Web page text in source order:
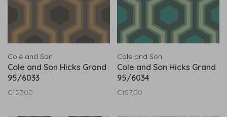
Cole and Son
Cole and Son Hicks Grand
95/6033
€157,00
Cole and Son
Cole and Son Hicks Grand
95/6034
€157,00